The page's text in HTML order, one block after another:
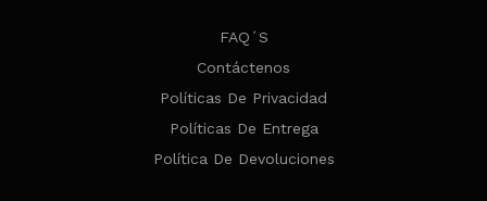
FAQ´s
Contáctenos
Políticas De Privacidad
Políticas De Entrega
Política De Devoluciones